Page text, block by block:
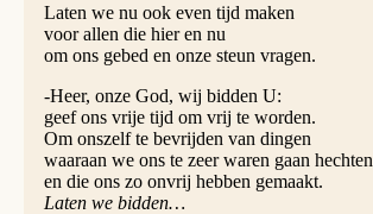
Laten we nu ook even tijd maken
voor allen die hier en nu
om ons gebed en onze steun vragen.
-Heer, onze God, wij bidden U:
geef ons vrije tijd om vrij te worden.
Om onszelf te bevrijden van dingen
waaraan we ons te zeer waren gaan hechten
en die ons zo onvrij hebben gemaakt.
Laten we bidden…